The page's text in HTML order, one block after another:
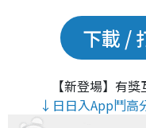
下載 /
【新登場】有
↓日日入App鬥高